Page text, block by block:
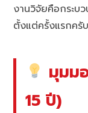
งานวิจัยคือกระบ
ตั้งแต่ครั้งแรกครับ
มุมม
15 ปี)